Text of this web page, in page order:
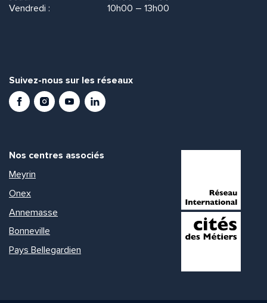
Vendredi :
10h00 – 13h00
Suivez-nous sur les réseaux
FacebookInstagramYoutubeLinkedIn
Nos centres associés
Meyrin
Onex
Annemasse
Bonneville
Pays Bellegardien